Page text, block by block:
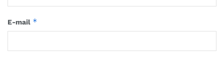
E-mail *